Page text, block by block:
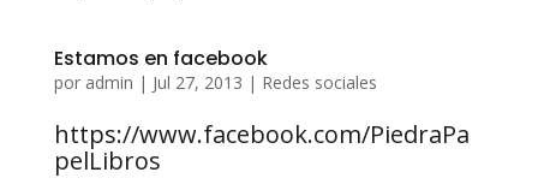
Estamos en facebook
por admin | Jul 27, 2013 | Redes sociales
https://www.facebook.com/PiedraPa
pelLibros